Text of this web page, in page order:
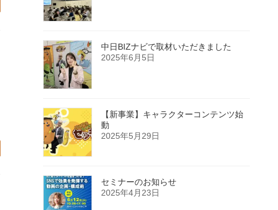
中日BIZナビで取材いただきました
2025年6月5日
【新事業】キャラクターコンテンツ始
動
2025年5月29日
セミナーのお知らせ
2025年4月23日